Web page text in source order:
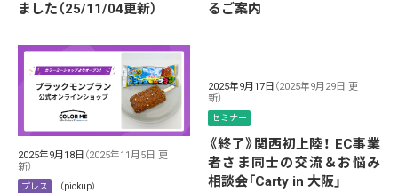
ました（25/11/04更新）
るご案内
2025年9月18日 （2025年11月5日 更
新）
プレス （pickup）
2025年9月17日 （2025年9月29日 更
新）
セミナー
《終了》関西初上陸！ EC事業
者さま同士の交流＆お悩み
相談会「Carty in 大阪」